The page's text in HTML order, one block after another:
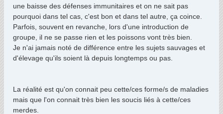
une baisse des défenses immunitaires et on ne sait pas
pourquoi dans tel cas, c'est bon et dans tel autre, ça coince.
Parfois, souvent en revanche, lors d'une introduction de
groupe, il ne se passe rien et les poissons vont très bien.
Je n'ai jamais noté de différence entre les sujets sauvages et
d'élevage qu'ils soient là depuis longtemps ou pas.
La réalité est qu'on connait peu cette/ces forme/s de maladies
mais que l'on connait très bien les soucis liés à cette/ces
merdes.